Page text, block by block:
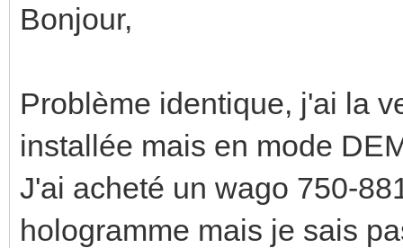
Bonjour,
Problème identique, j'ai la
installée mais en mode
J'ai acheté un wago 750-
hologramme mais je sais